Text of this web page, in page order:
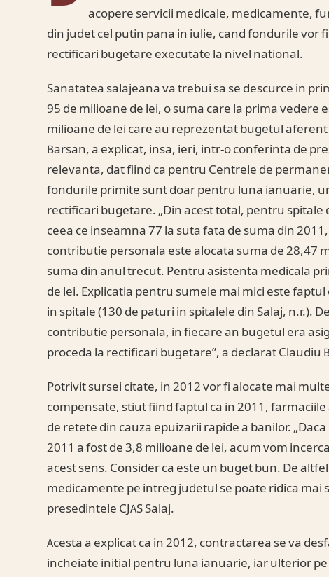
acopere servicii medicale, medicamente,
din judet cel putin pana in iulie, cand fondurile vor
rectificari bugetare executate la nivel national.
Sanatatea salajeana va trebui sa se descurce in
95 de milioane de lei, o suma care la prima vedere
milioane de lei care au reprezentat bugetul aferent
Barsan, a explicat, insa, ieri, intr-o conferinta de
relevanta, dat fiind ca pentru Centrele de
fondurile primite sunt doar pentru luna ianuarie,
rectificari bugetare. „Din acest total, pentru spitale
ceea ce inseamna 77 la suta fata de suma din
contributie personala este alocata suma de 28,47
suma din anul trecut. Pentru asistenta medicala
de lei. Explicatia pentru sumele mai mici este
in spitale (130 de paturi in spitalele din Salaj, n.r.).
contributie personala, in fiecare an bugetul era
proceda la rectificari bugetare”, a declarat Claudiu
Potrivit sursei citate, in 2012 vor fi alocate mai
compensate, stiut fiind faptul ca in 2011,
de retete din cauza epuizarii rapide a banilor.
2011 a fost de 3,8 milioane de lei, acum vom
acest sens. Consider ca este un buget bun. De
medicamente pe intreg judetul se poate ridica mai
presedintele CJAS Salaj.
Acesta a explicat ca in 2012, contractarea se va
incheiate initial pentru luna ianuarie, iar ulterior